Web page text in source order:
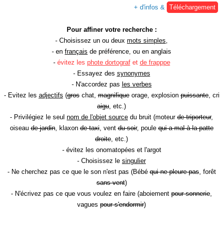
+ d'infos & Téléchargement
Pour affiner votre recherche :
- Choisissez un ou deux mots simples,
- en français de préférence, ou en anglais
- évitez les phote dortografet de frapppe
- Essayez des synonymes
- N'accordez pas les verbes
- Evitez les adjectifs (groschat,magnifiqueorage, explosionpuissante, cri
aigu, etc.)
- Privilégiez le seul nom de l'objet source du bruit (moteur de triporteur,
oiseaude jardin, klaxonde taxi, ventdu soir, poulequi a mal à la patte
droite, etc.)
- évitez les onomatopées et l'argot
- Choisissez le singulier
- Ne cherchez pas ce que le son n'est pas (Bébéqui ne pleure pas, forêt
sans vent)
- N'écrivez pas ce que vous voulez en faire (aboiement pour sonnerie,
vagues pour s'endormir)